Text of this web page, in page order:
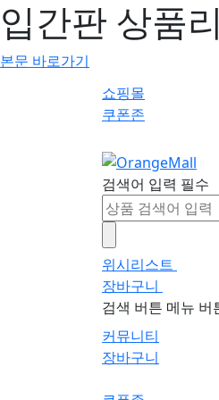
입간판 상품
본문 바로가기
쇼핑몰
쿠폰존
검색어 입력 필수
위시리스트
장바구니
검색 버튼 메뉴 버
커뮤니티
장바구니